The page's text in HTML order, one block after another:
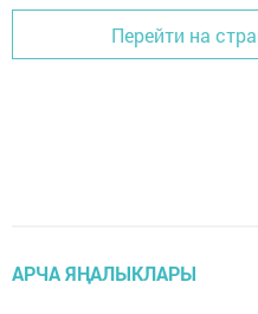
Перейти на
АРЧА ЯҢАЛЫКЛАРЫ